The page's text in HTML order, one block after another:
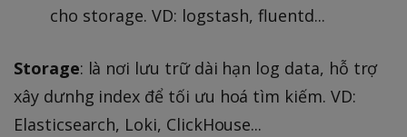
cho storage. VD: logstash, fluentd...
Storage: là nơi lưu trữ dài hạn log data, hỗ trợ
xây dưnhg index để tối ưu hoá tìm kiếm. VD:
Elasticsearch, Loki, ClickHouse...